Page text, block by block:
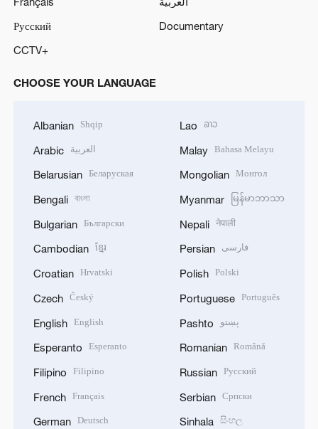
Русский
Documentary
CCTV+
CHOOSE YOUR LANGUAGE
Albanian Shqip
Arabic العربية
Belarusian Беларуская
Bengali বাংলা
Bulgarian Български
Cambodian ខ្មែរ
Croatian Hrvatski
Czech Český
English English
Esperanto Esperanto
Filipino Filipino
French Français
German Deutsch
Lao ລາວ
Malay Bahasa Melayu
Mongolian Монгол
Myanmar မြန်မာဘာသာ
Nepali नेपाली
Persian فارسی
Polish Polski
Portuguese Português
Pashto پښتو
Romanian Română
Russian Русский
Serbian Српски
Sinhala සිංහල